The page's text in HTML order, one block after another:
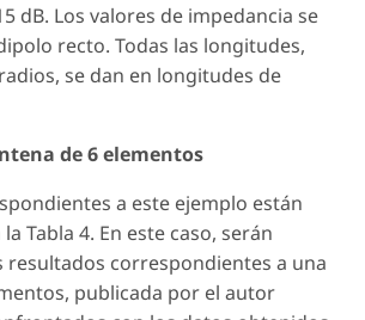
dB. Los valores de impedancia se
recto. Todas las longitudes,
se dan en longitudes de
de 6 elementos
a este ejemplo están
Tabla 4. En este caso, serán
resultados correspondientes a una
publicada por el autor